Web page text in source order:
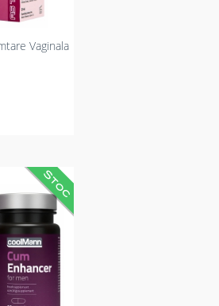
Vaginala
de
ejaculării.
până la
de
Potrivite
vor rezultate
în timp
regulată